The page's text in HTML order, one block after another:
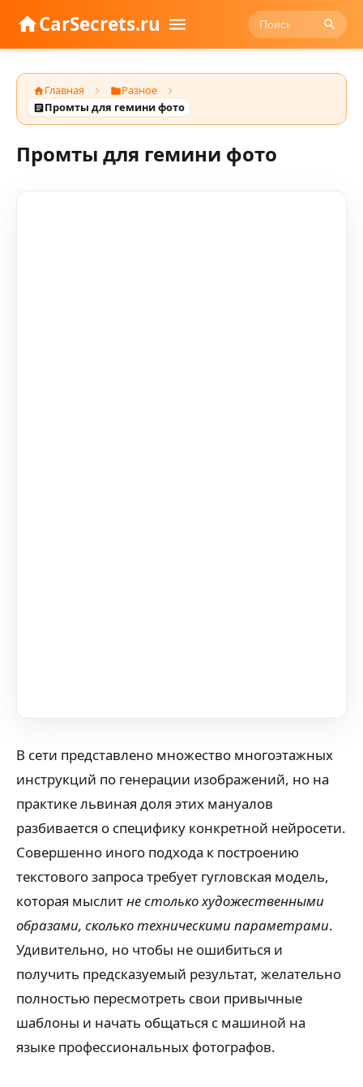
CarSecrets.ru
Главная
Разное
Промты для гемини фото
Промты для гемини фото
В сети представлено множество многоэтажных
инструкций по генерации изображений, но на
практике львиная доля этих мануалов
разбивается о специфику конкретной нейросети.
Совершенно иного подхода к построению
текстового запроса требует гугловская модель,
которая мыслитне столько художественными
образами, сколько техническими параметрами.
Удивительно, но чтобы не ошибиться и
получить предсказуемый результат, желательно
полностью пересмотреть свои привычные
шаблоны и начать общаться с машиной на
языке профессиональных фотографов.